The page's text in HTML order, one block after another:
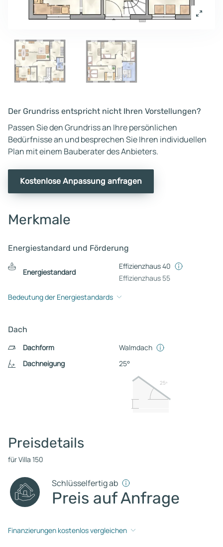
Der Grundriss entspricht nicht Ihren Vorstellungen?
Passen Sie den Grundriss an Ihre persönlichen
Bedürfnisse an und besprechen Sie Ihren individuellen
Plan mit einem Bauberater des Anbieters.
Kostenlose Anpassung anfragen
Merkmale
Energiestandard und Förderung
Energiestandard
Effizienzhaus 40
Effizienzhaus 55
Bedeutung der Energiestandards
Dach
Dachform
Walmdach
Dachneigung
25°
25º
Preisdetails
für Villa 150
Schlüsselfertig ab
Preis auf Anfrage
Finanzierungen kostenlos vergleichen